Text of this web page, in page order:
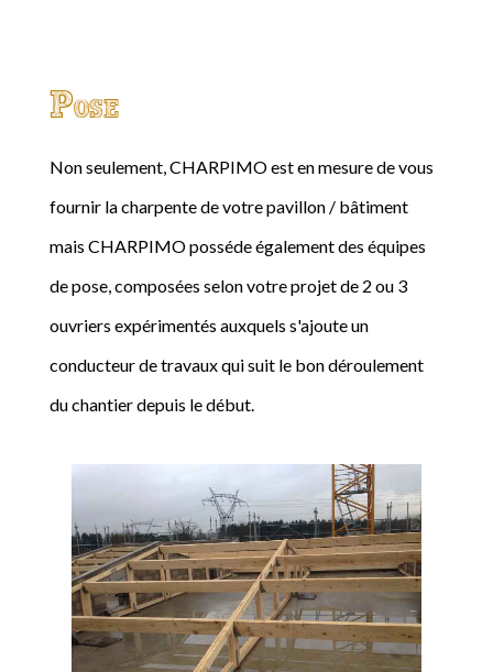
Pose
Non seulement, CHARPIMO est en mesure de vous
fournir la charpente de votre pavillon / bâtiment
mais CHARPIMO posséde également des équipes
de pose, composées selon votre projet de 2 ou 3
ouvriers expérimentés auxquels s'ajoute un
conducteur de travaux qui suit le bon déroulement
du chantier depuis le début.